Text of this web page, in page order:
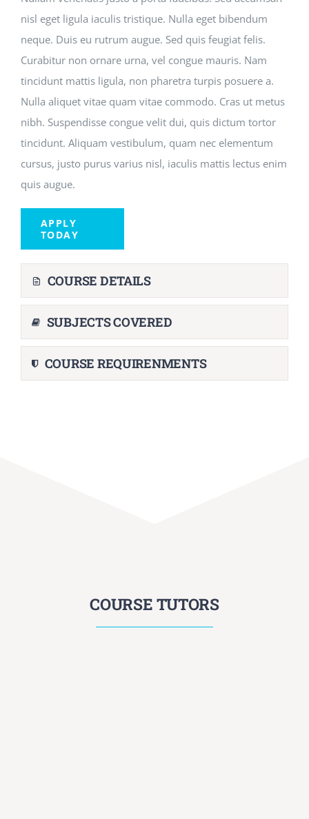
nisl eget ligula iaculis tristique. Nulla eget bibendum
neque. Duis eu rutrum augue. Sed quis feugiat felis.
Curabitur non ornare urna, vel congue mauris. Nam
tincidunt mattis ligula, non pharetra turpis posuere a.
Nulla aliquet vitae quam vitae commodo. Cras ut metus
nibh. Suspendisse congue velit dui, quis dictum tortor
tincidunt. Aliquam vestibulum, quam nec elementum
cursus, justo purus varius nisl, iaculis mattis lectus enim
quis augue.
APPLY
TODAY
COURSE DETAILS
SUBJECTS COVERED
COURSE REQUIRENMENTS
COURSE TUTORS